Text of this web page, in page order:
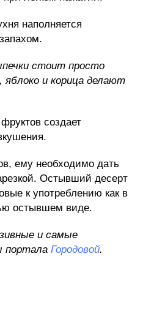
наполняется
стоит просто
и корица делают
создает
ему необходимо дать
Остывший десерт
к употреблению как в
остывшем виде.
и самые
портала Городовой.